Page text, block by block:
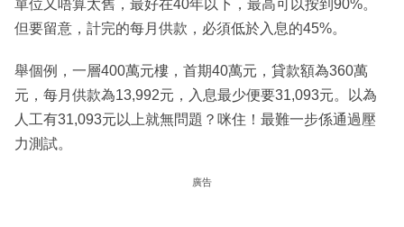
單位又唔算太舊，最好在40年以下，最高可以按到90%。
但要留意，計完的每月供款，必須低於入息的45%。
舉個例，一層400萬元樓，首期40萬元，貸款額為360萬
元，每月供款為13,992元，入息最少便要31,093元。以為
人工有31,093元以上就無問題？咪住！最難一步係通過壓
力測試。
廣告